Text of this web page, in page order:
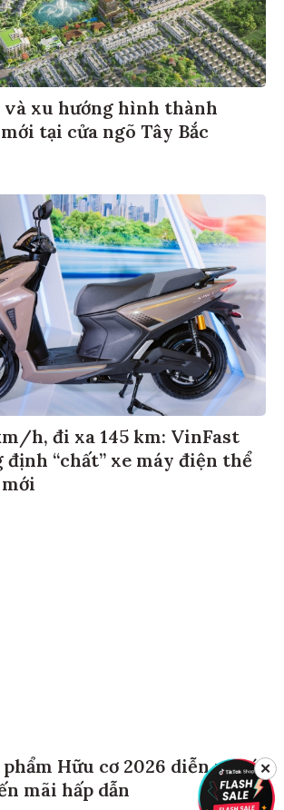
và xu hướng hình thành
tại cửa ngõ Tây Bắc
h, đi xa 145 km: VinFast
“chất” xe máy điện thể
Hữu cơ 2026 diễn ra với
mãi hấp dẫn
✕